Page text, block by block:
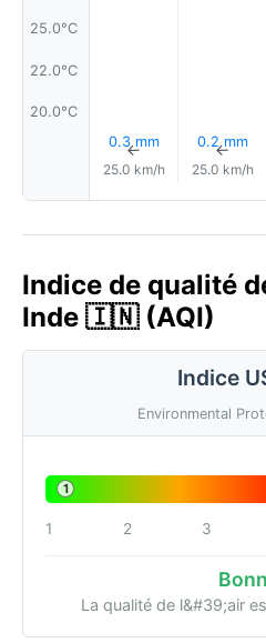
25.0°C
22.0°C
20.0°C
0.3 mm
↑
25.0 km/h
0.2 mm
↑
25.0 km/h
Indice de qualité
Inde 🇮🇳 (AQI)
Indice
Environmental
1
1 2 3
La qualité de l&#39;air